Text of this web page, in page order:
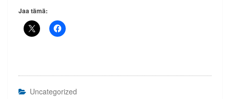
Jaa tämä:
Uncategorized